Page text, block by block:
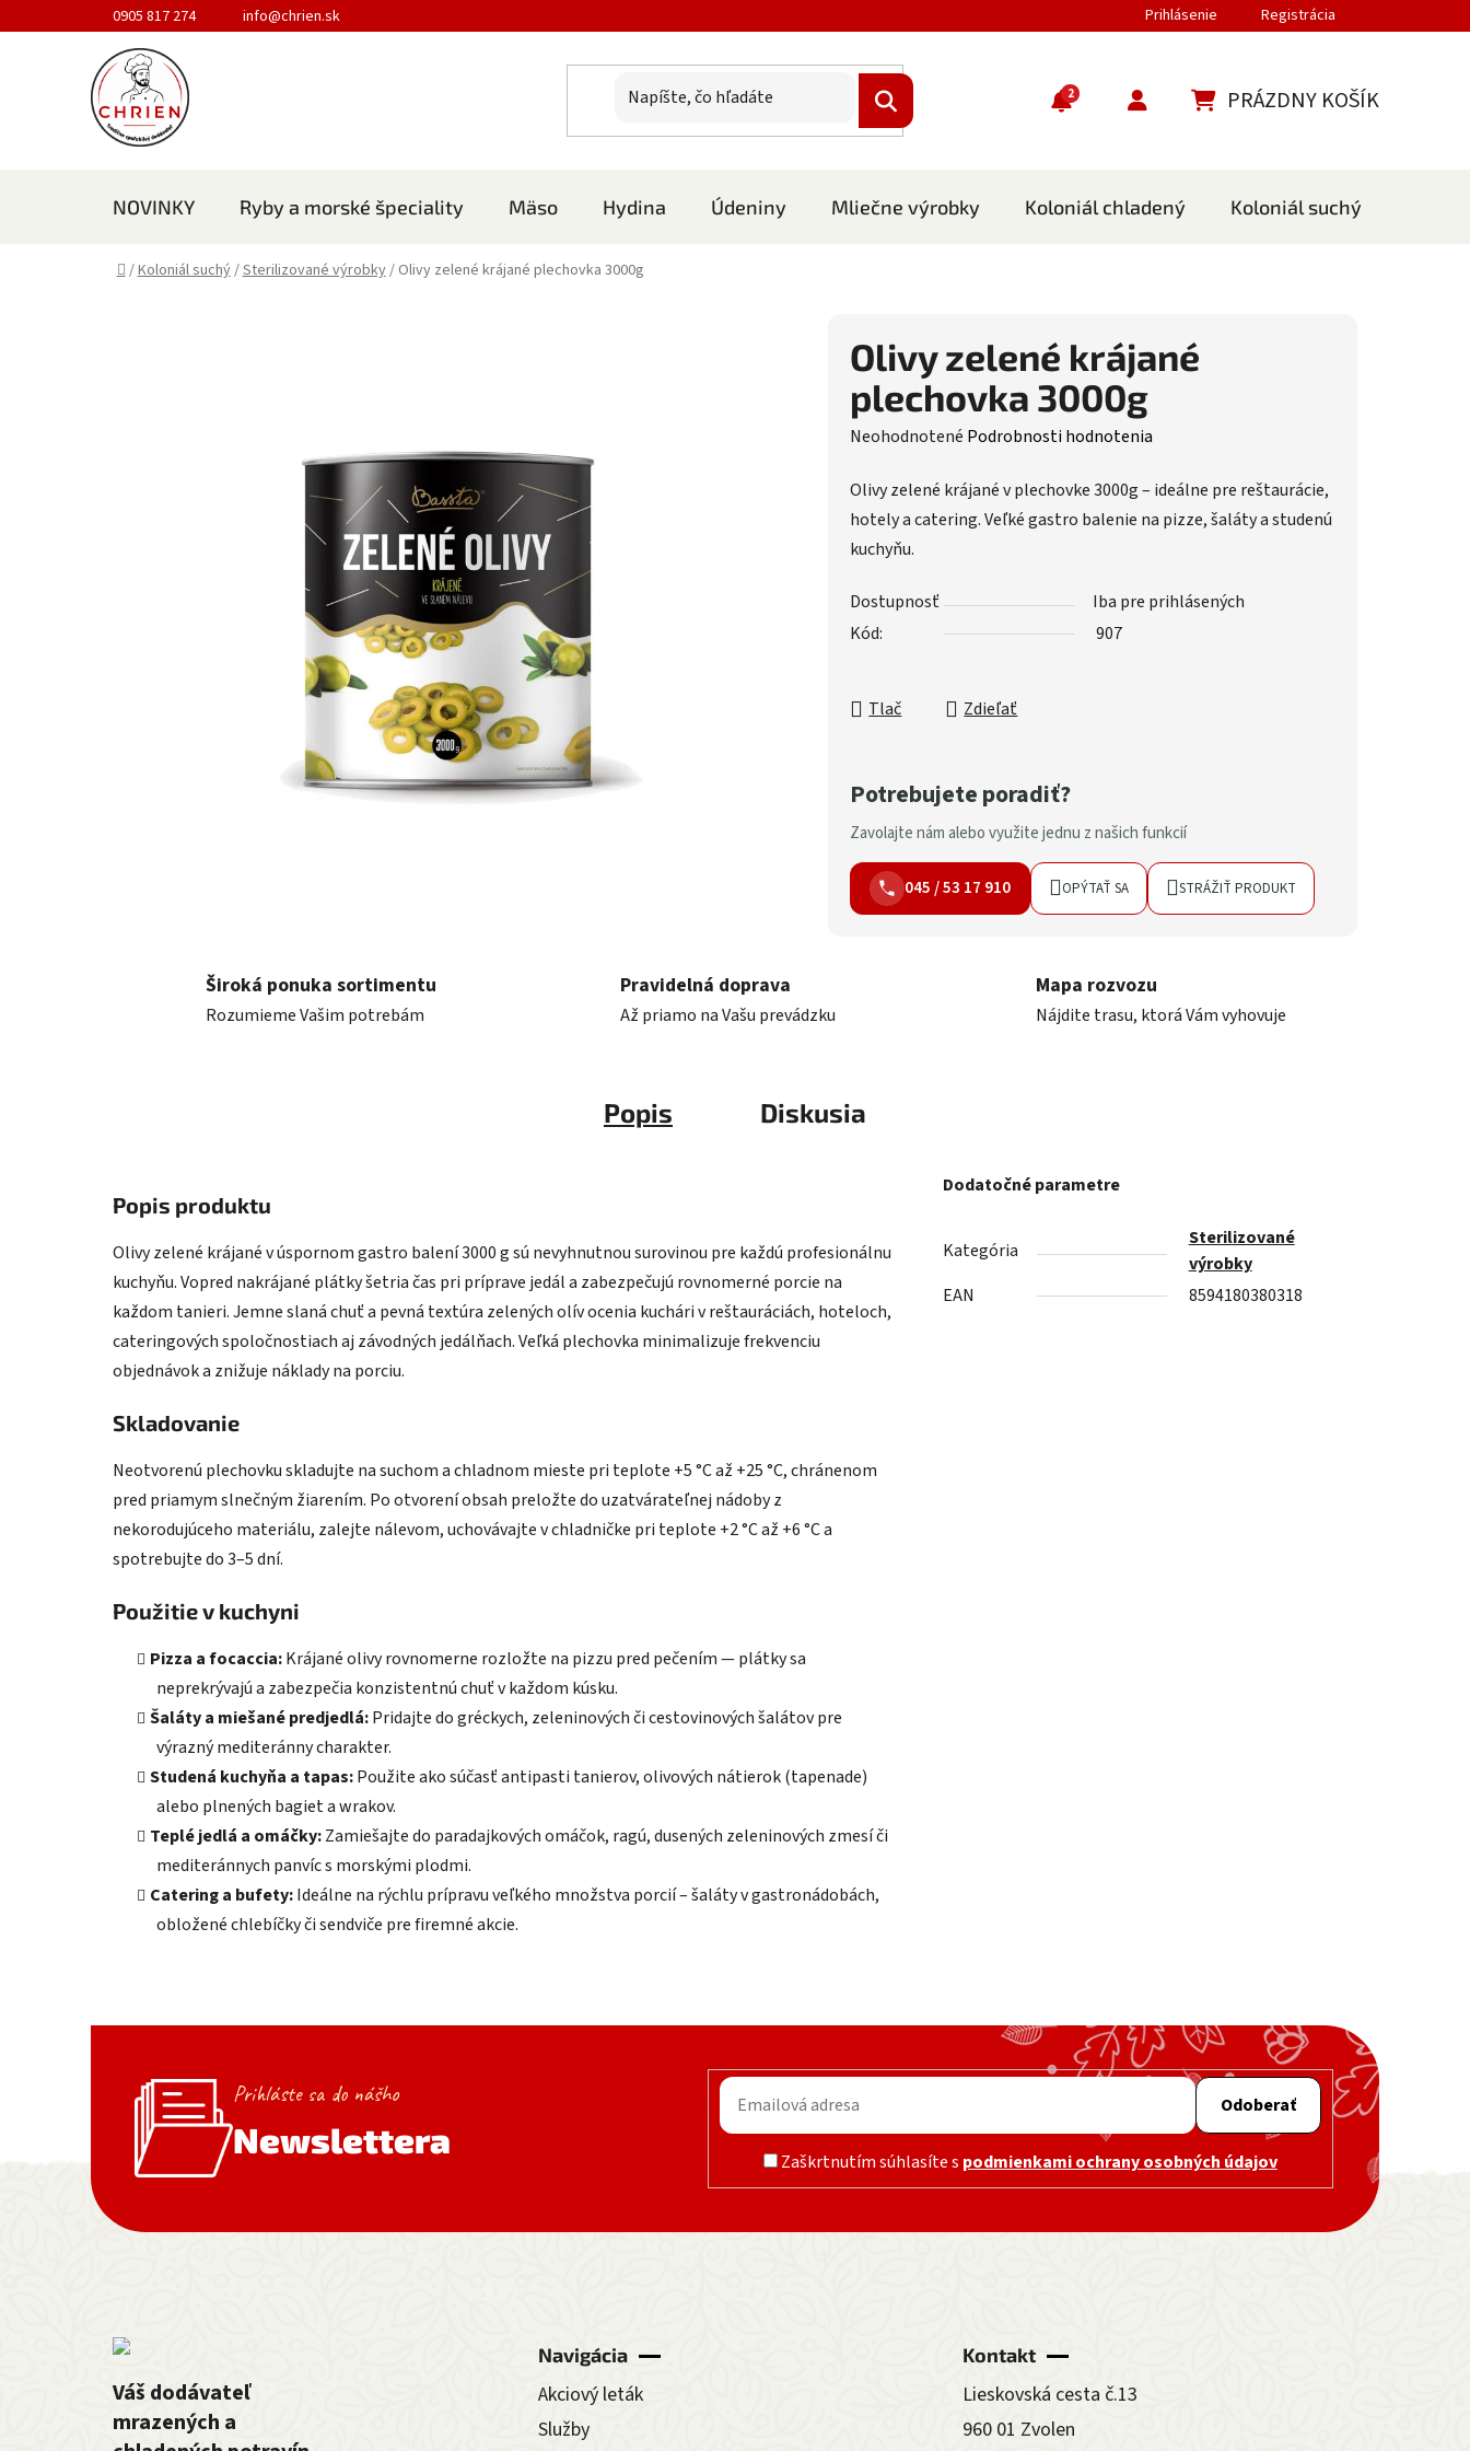
Prejsť na obsah0905 817 274 info@chrien.sk Prihlásenie Registrácia
2 PRÁZDNY KOŠÍK
NOVINKY Ryby a morské špeciality Mäso Hydina Údeniny Mliečne výrobky Koloniál chladený Koloniál suchý
Domov
/Koloniál suchý/Sterilizované výrobky/ Olivy zelené krájané plechovka 3000g
Olivy zelené krájané
plechovka 3000g
Priemerné hodnotenie produktu je 0,0 z 5 hviezdičiek.
Neohodnotené Podrobnosti hodnotenia
Olivy zelené krájané v plechovke 3000g – ideálne pre reštaurácie,
hotely a catering. Veľké gastro balenie na pizze, šaláty a studenú
kuchyňu.
Dostupnosť
Iba pre prihlásených
Kód:
907
Tlač Zdieľať
Potrebujete poradiť?
Zavolajte nám alebo využite jednu z našich funkcií
045 / 53 17 910 OPÝTAŤ SA STRÁŽIŤ PRODUKT
Široká ponuka sortimentu
Rozumieme Vašim potrebám
Pravidelná doprava
Až priamo na Vašu prevádzku
Mapa rozvozu
Nájdite trasu, ktorá Vám vyhovuje
Popis Diskusia
Popis produktu
Olivy zelené krájané v úspornom gastro balení 3000 g sú nevyhnutnou surovinou pre každú profesionálnu
kuchyňu. Vopred nakrájané plátky šetria čas pri príprave jedál a zabezpečujú rovnomerné porcie na
každom tanieri. Jemne slaná chuť a pevná textúra zelených olív ocenia kuchári v reštauráciách, hoteloch,
cateringových spoločnostiach aj závodných jedálňach. Veľká plechovka minimalizuje frekvenciu
objednávok a znižuje náklady na porciu.
Skladovanie
Neotvorenú plechovku skladujte na suchom a chladnom mieste pri teplote +5 °C až +25 °C, chránenom
pred priamym slnečným žiarením. Po otvorení obsah preložte do uzatvárateľnej nádoby z
nekorodujúceho materiálu, zalejte nálevom, uchovávajte v chladničke pri teplote +2 °C až +6 °C a
spotrebujte do 3–5 dní.
Použitie v kuchyni
Pizza a focaccia:Krájané olivy rovnomerne rozložte na pizzu pred pečením — plátky sa
neprekrývajú a zabezpečia konzistentnú chuť v každom kúsku.
Šaláty a miešané predjedlá:Pridajte do gréckych, zeleninových či cestovinových šalátov pre
výrazný mediteránny charakter.
Studená kuchyňa a tapas:Použite ako súčasť antipasti tanierov, olivových nátierok (tapenade)
alebo plnených bagiet a wrakov.
Teplé jedlá a omáčky:Zamiešajte do paradajkových omáčok, ragú, dusených zeleninových zmesí či
mediteránnych panvíc s morskými plodmi.
Catering a bufety:Ideálne na rýchlu prípravu veľkého množstva porcií – šaláty v gastronádobách,
obložené chlebíčky či sendviče pre firemné akcie.
Dodatočné parametre
Kategória
Sterilizované
výrobky
EAN
8594180380318
Prihláste sa do nášho
Newslettera
Odoberať
Zaškrtnutím súhlasíte s podmienkami ochrany osobných údajov
Zápätie
Váš dodávateľ
mrazených a
Navigácia
Akciový leták
Služby
Kontakt
Lieskovská cesta č.13
960 01 Zvolen